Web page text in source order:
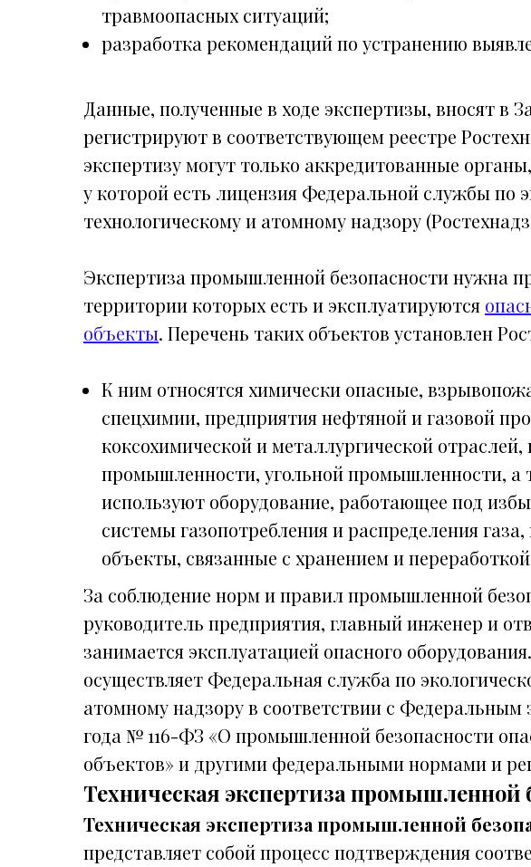
травмоопасных ситуаций;
разработка рекомендаций по устранению
Данные, полученные в ходе экспертизы, вносят в
регистрируют в соответствующем реестре
экспертизу могут только аккредитованные
у которой есть лицензия Федеральной службы по
технологическому и атомному надзору
Экспертиза промышленной безопасности нужна
территории которых есть и эксплуатируются
объекты. Перечень таких объектов установлен
К ним относятся химически опасные,
спецхимии, предприятия нефтяной и газовой
коксохимической и металлургической
промышленности, угольной промышленности, а
используют оборудование, работающее под
системы газопотребления и распределения
объекты, связанные с хранением и
За соблюдение норм и правил промышленной
руководитель предприятия, главный инженер и
занимается эксплуатацией опасного
осуществляет Федеральная служба по
атомному надзору в соответствии с Федеральным
года № 116-ФЗ «О промышленной безопасности
объектов» и другими федеральными нормами и
Техническая экспертиза промышленной
Техническая экспертиза промышленной
представляет собой процесс подтверждения